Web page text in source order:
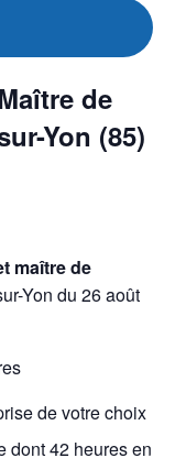
de
Yon (85)
maître de
Yon du 26 août
de votre choix
dont 42 heures en